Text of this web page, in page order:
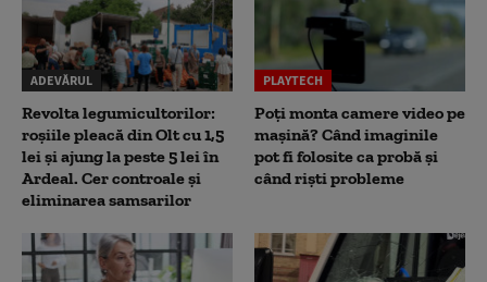
ADEVĂRUL
Revolta legumicultorilor:
roșiile pleacă din Olt cu 1,5
lei și ajung la peste 5 lei în
Ardeal. Cer controale și
eliminarea samsarilor
PLAYTECH
Poți monta camere video pe
mașină? Când imaginile
pot fi folosite ca probă și
când riști probleme